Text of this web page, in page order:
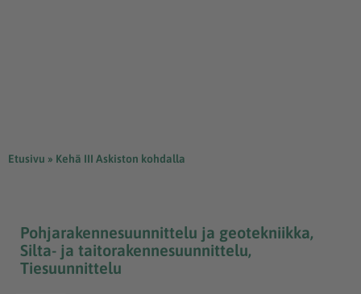
Etusivu » Kehä III Askiston kohdalla
Pohjarakennesuunnittelu ja geotekniikka,
Silta- ja taitorakennesuunnittelu,
Tiesuunnittelu